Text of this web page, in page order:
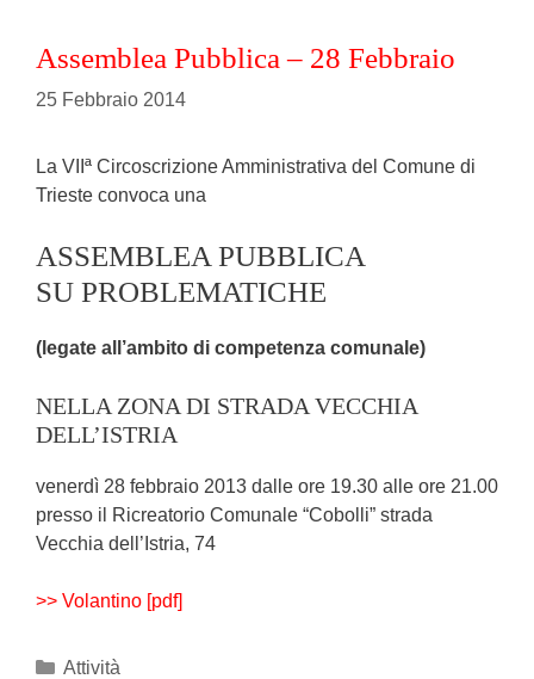
Assemblea Pubblica – 28 Febbraio
25 Febbraio 2014
La VIIª Circoscrizione Amministrativa del Comune di
Trieste convoca una
ASSEMBLEA PUBBLICA
SU PROBLEMATICHE
(legate all’ambito di competenza comunale)
NELLA ZONA DI STRADA VECCHIA
DELL’ISTRIA
venerdì 28 febbraio 2013 dalle ore 19.30 alle ore 21.00
presso il Ricreatorio Comunale “Cobolli” strada
Vecchia dell’Istria, 74
>> Volantino [pdf]
Categories
Attività